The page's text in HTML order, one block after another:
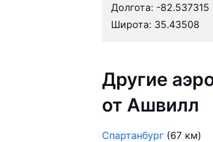
Долгота: -82.537315
Широта: 35.43508
Другие
от Ашвилл
Спартанбург (67 км)